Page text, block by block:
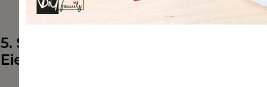
5. Shakshuka – in Tomatensoße
Eier